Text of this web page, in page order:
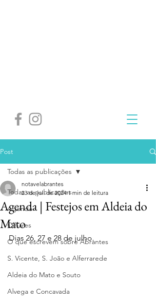
Post
Todas as publicações
Agenda
Olhares
O que escrevem sobre Abrantes
S. Vicente, S. João e Alferrarede
Aldeia do Mato e Souto
Alvega e Concavada
Todas as publicações
Agenda | Festejos em Aldeia do
Mato
notavelabrantes
23 de jul. de 2024 1 min de leitura
Dias 26, 27 e 28 de julho.